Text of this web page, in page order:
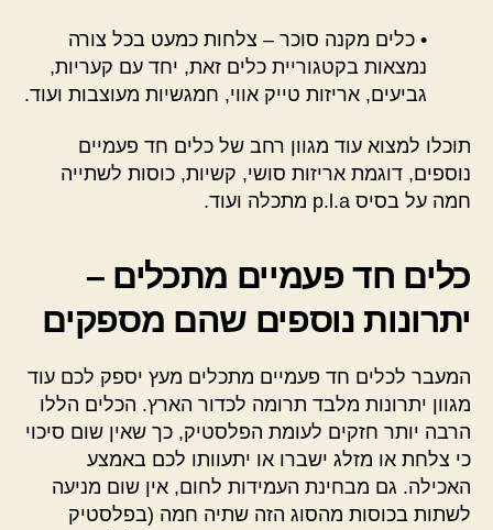
• כלים מקנה סוכר – צלחות כמעט בכל צורה
נמצאות בקטגוריית כלים זאת, יחד עם קעריות,
גביעים, אריזות טייק אווי, חמגשיות מעוצבות ועוד.
תוכלו למצוא עוד מגוון רחב של כלים חד פעמיים
נוספים, דוגמת אריזות סושי, קשיות, כוסות לשתייה
חמה על בסיס p.l.a מתכלה ועוד.
כלים חד פעמיים מתכלים –
יתרונות נוספים שהם מספקים
המעבר לכלים חד פעמיים מתכלים מעץ יספק לכם עוד
מגוון יתרונות מלבד תרומה לכדור הארץ. הכלים הללו
הרבה יותר חזקים לעומת הפלסטיק, כך שאין שום סיכוי
כי צלחת או מזלג ישברו או יתעוותו לכם באמצע
האכילה. גם מבחינת העמידות לחום, אין שום מניעה
לשתות בכוסות מהסוג הזה שתיה חמה (בפלסטיק